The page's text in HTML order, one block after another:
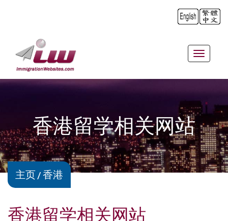
Toggle
香港留学相关网站
主页 香港
香港留学相关网站